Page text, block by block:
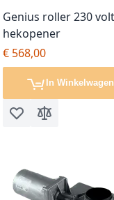
Genius roller 230 volt
hekopener
€ 568,00
In Winkelwagen
Voeg toe aan
Toevoegen om